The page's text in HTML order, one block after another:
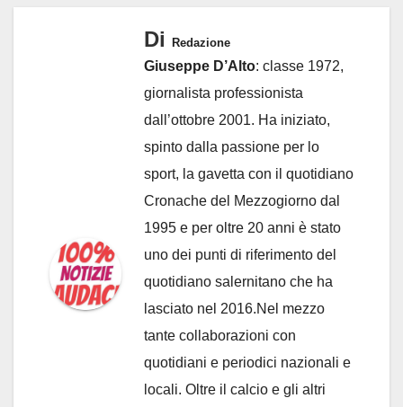
Di Redazione
Giuseppe D’Alto: classe 1972,
giornalista professionista
dall’ottobre 2001. Ha iniziato,
spinto dalla passione per lo
sport, la gavetta con il quotidiano
Cronache del Mezzogiorno dal
1995 e per oltre 20 anni è stato
uno dei punti di riferimento del
quotidiano salernitano che ha
lasciato nel 2016.Nel mezzo
tante collaborazioni con
quotidiani e periodici nazionali e
locali. Oltre il calcio e gli altri